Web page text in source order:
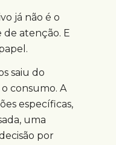
já não é o
de atenção. E
saiu do
consumo. A
específicas,
uma
por